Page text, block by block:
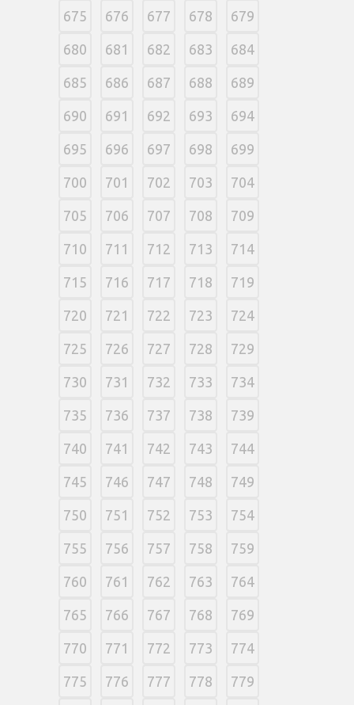
675 676 677 678 679
680 681 682 683 684
685 686 687 688 689
690 691 692 693 694
695 696 697 698 699
700 701 702 703 704
705 706 707 708 709
710 711 712 713 714
715 716 717 718 719
720 721 722 723 724
725 726 727 728 729
730 731 732 733 734
735 736 737 738 739
740 741 742 743 744
745 746 747 748 749
750 751 752 753 754
755 756 757 758 759
760 761 762 763 764
765 766 767 768 769
770 771 772 773 774
775 776 777 778 779